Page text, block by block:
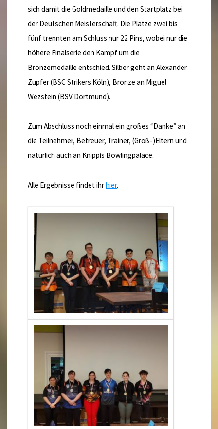
sich damit die Goldmedaille und den Startplatz bei
der Deutschen Meisterschaft. Die Plätze zwei bis
fünf trennten am Schluss nur 22 Pins, wobei nur die
höhere Finalserie den Kampf um die
Bronzemedaille entschied. Silber geht an Alexander
Zupfer (BSC Strikers Köln), Bronze an Miguel
Wezstein (BSV Dortmund).
Zum Abschluss noch einmal ein großes “Danke” an
die Teilnehmer, Betreuer, Trainer, (Groß-)Eltern und
natürlich auch an Knippis Bowlingpalace.
Alle Ergebnisse findet ihrhier.